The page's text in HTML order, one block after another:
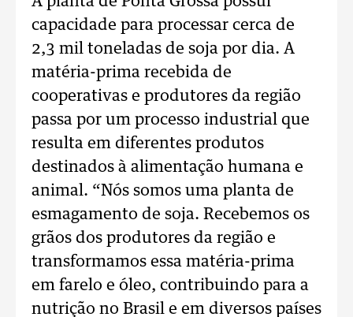
capacidade para processar cerca de
2,3 mil toneladas de soja por dia. A
matéria-prima recebida de
cooperativas e produtores da região
passa por um processo industrial que
resulta em diferentes produtos
destinados à alimentação humana e
animal. “Nós somos uma planta de
esmagamento de soja. Recebemos os
grãos dos produtores da região e
transformamos essa matéria-prima
em farelo e óleo, contribuindo para a
nutrição no Brasil e em diversos países